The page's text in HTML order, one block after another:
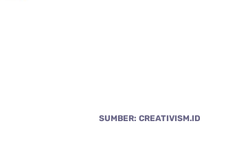
SUMBER: CREATIVISM.ID